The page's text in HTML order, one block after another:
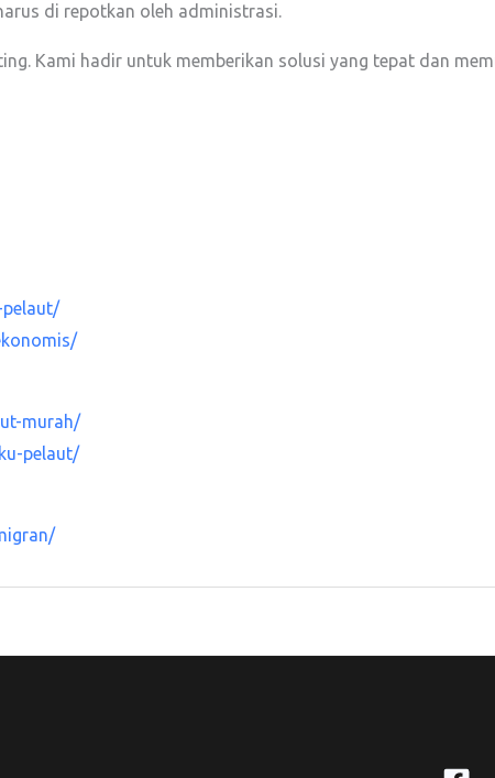
di repotkan oleh administrasi.
Kami hadir untuk memberikan solusi yang tepat dan
pelaut/
murah/
pelaut/